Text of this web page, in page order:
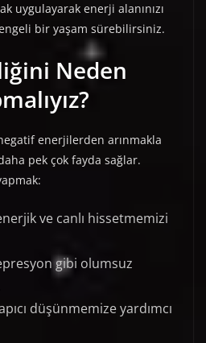
uygulayarak enerji alanınızı
bir yaşam sürebilirsiniz.
Neden
enerjilerden arınmakla
pek çok fayda sağlar.
ve canlı hissetmemizi
gibi olumsuz
düşünmemize yardımcı